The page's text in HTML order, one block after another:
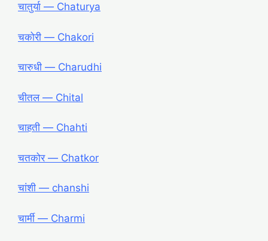
चातुर्या ― Chaturya
चकोरी ― Chakori
चारुधी ― Charudhi
चीतल ― Chital
चाहती ― Chahti
चतकोर ― Chatkor
चांशी ― chanshi
चार्मी ― Charmi